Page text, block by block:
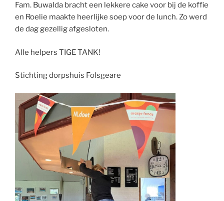
Fam. Buwalda bracht een lekkere cake voor bij de koffie
en Roelie maakte heerlijke soep voor de lunch. Zo werd
de dag gezellig afgesloten.
Alle helpers TIGE TANK!
Stichting dorpshuis Folsgeare